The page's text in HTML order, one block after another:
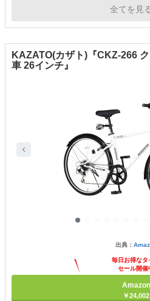
ブルー ほか全6色
全てを見
KAZATO(カザト)『CKZ-266
車 26インチ』
出典：
毎日お得なタ
セール開催
Amazon
￥24,002